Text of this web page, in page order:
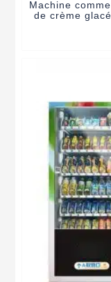
Machine
de crème